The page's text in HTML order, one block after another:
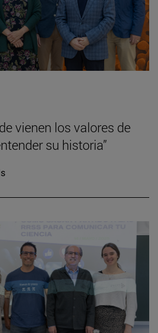
vienen los valores de
su historia”